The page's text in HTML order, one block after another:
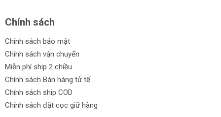
Chính sách
Chính sách bảo mật
Chính sách vận chuyển
Miễn phí ship 2 chiều
Chính sách Bán hàng tử tế
Chính sách ship COD
Chính sách đặt cọc giữ hàng